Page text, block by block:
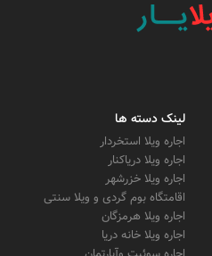
لینک دسته ها
اجاره ویلا استخردار
اجاره ویلا دریاکنار
اجاره ویلا خزرشهر
اقامتگاه بوم گردی و ویلا سنتی
اجاره ویلا هرمزگان
اجاره ویلا خانه دریا